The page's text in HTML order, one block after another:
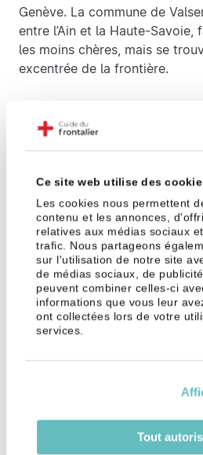
Ce site web utilise des
Les cookies nous permettent
contenu et les annonces,
relatives aux médias sociaux
trafic. Nous partageons
sur l'utilisation de notre site
de médias sociaux, de
peuvent combiner celles-ci
informations que vous leur
ont collectées lors de votre
services.
Tout
Genève. La commune de
entre l’Ain et la Haute-
les moins chères, mais se
excentrée de la frontière.
Influence du taux
au mètre carré dans ces
encore impacté. En cause, la
qui reste plus forte que l’offre.
Cependant, l’augmentation
d’intérêt en France contribue
immobilier, car les potentiels
en plus de mal à obtenir un
période d’inflation a durci les
janvier 2022, le taux
33 % au 1er janvier 2021. Et
récente réévaluation du taux
Le taux d’usure (taux d'intérêt